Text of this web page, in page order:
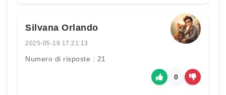
Silvana Orlando
2025-05-19 17:21:13
Numero di risposte : 21
0